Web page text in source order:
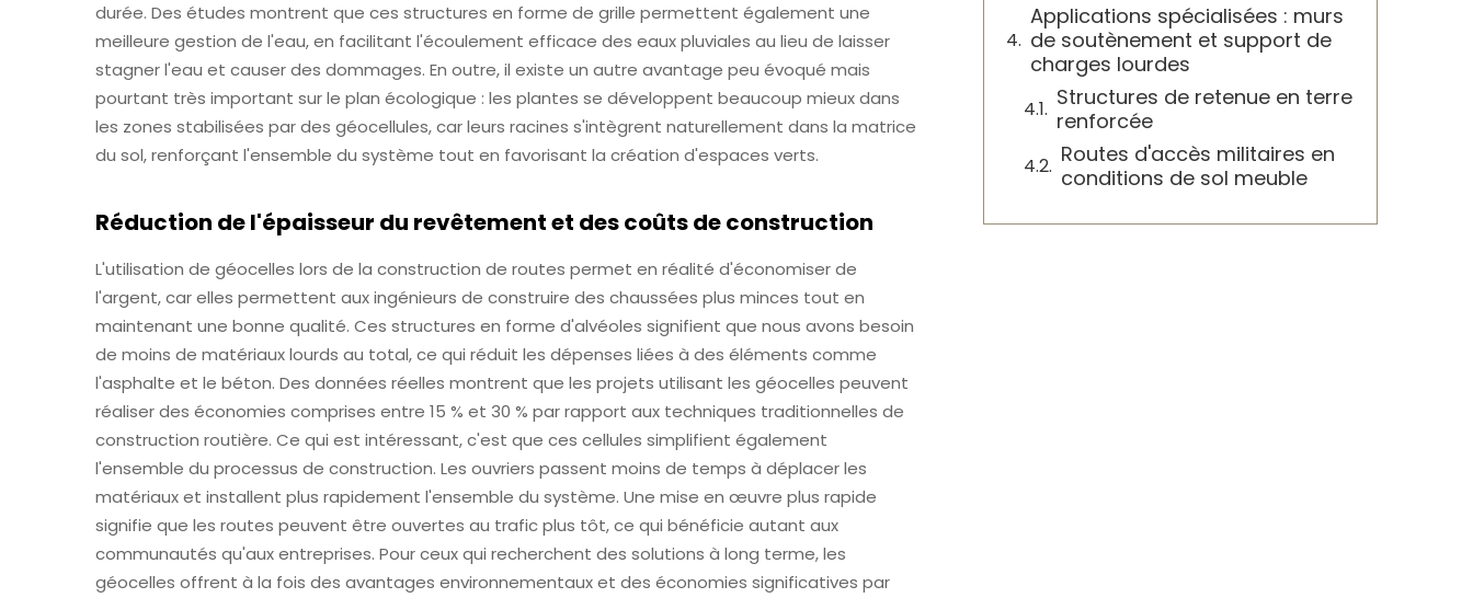
durée. Des études montrent que ces structures en forme de grille permettent également une
meilleure gestion de l'eau, en facilitant l'écoulement efficace des eaux pluviales au lieu de laisser
stagner l'eau et causer des dommages. En outre, il existe un autre avantage peu évoqué mais
pourtant très important sur le plan écologique : les plantes se développent beaucoup mieux dans
les zones stabilisées par des géocellules, car leurs racines s'intègrent naturellement dans la matrice
du sol, renforçant l'ensemble du système tout en favorisant la création d'espaces verts.
Réduction de l'épaisseur du revêtement et des coûts de construction
L'utilisation de géocelles lors de la construction de routes permet en réalité d'économiser de
l'argent, car elles permettent aux ingénieurs de construire des chaussées plus minces tout en
maintenant une bonne qualité. Ces structures en forme d'alvéoles signifient que nous avons besoin
de moins de matériaux lourds au total, ce qui réduit les dépenses liées à des éléments comme
l'asphalte et le béton. Des données réelles montrent que les projets utilisant les géocelles peuvent
réaliser des économies comprises entre 15 % et 30 % par rapport aux techniques traditionnelles de
construction routière. Ce qui est intéressant, c'est que ces cellules simplifient également
l'ensemble du processus de construction. Les ouvriers passent moins de temps à déplacer les
matériaux et installent plus rapidement l'ensemble du système. Une mise en œuvre plus rapide
signifie que les routes peuvent être ouvertes au trafic plus tôt, ce qui bénéficie autant aux
communautés qu'aux entreprises. Pour ceux qui recherchent des solutions à long terme, les
géocelles offrent à la fois des avantages environnementaux et des économies significatives par
Applications spécialisées : murs
de soutènement et support de
charges lourdes
Structures de retenue en terre
renforcée
Routes d'accès militaires en
conditions de sol meuble